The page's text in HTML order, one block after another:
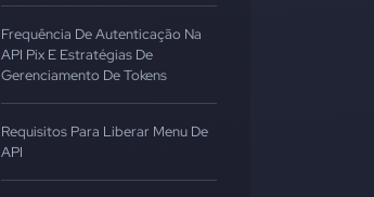
Frequência De Autenticação Na
API Pix E Estratégias De
Gerenciamento De Tokens
Requisitos Para Liberar Menu De
API